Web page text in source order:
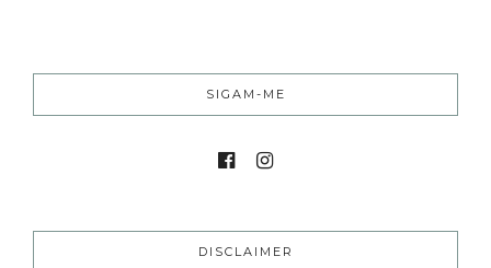
SIGAM-ME
DISCLAIMER